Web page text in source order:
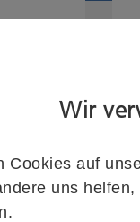
Wir
Cookies auf
uns